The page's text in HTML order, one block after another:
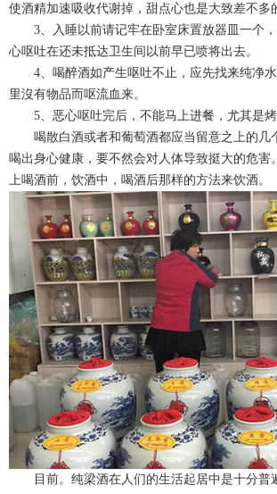
使酒精加速吸收代谢掉，甜点心也是大致差不多
3、入睡以前请记牢在卧室床置放器皿一个
心呕吐在还未抵达卫生间以前早已喷将出去。
4、喝醉酒如产生呕吐不止，应先找来纯净
里沒有物品而呕流血来。
5、恶心呕吐完后，不能马上进餐，尤其是烤
喝散白酒或者和葡萄酒都应当留意之上的几
喝出身心健康，要不然会对人体导致挺大的危害
上喝酒前，饮酒中，喝酒后那样的方法来饮酒。
目前。纯梁酒在人们的生活起居中是十分普